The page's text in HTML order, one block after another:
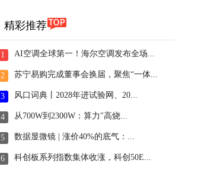
精彩推荐
1 AI空调全球第一！海尔空调发布全场...
2 苏宁易购完成董事会换届，聚焦“一体...
3 风口词典丨2028年进试验网、20...
4 从700W到2300W：算力"高烧...
5 数据显微镜 | 涨价40%的底气：...
6 科创板系列指数集体收涨，科创50E...